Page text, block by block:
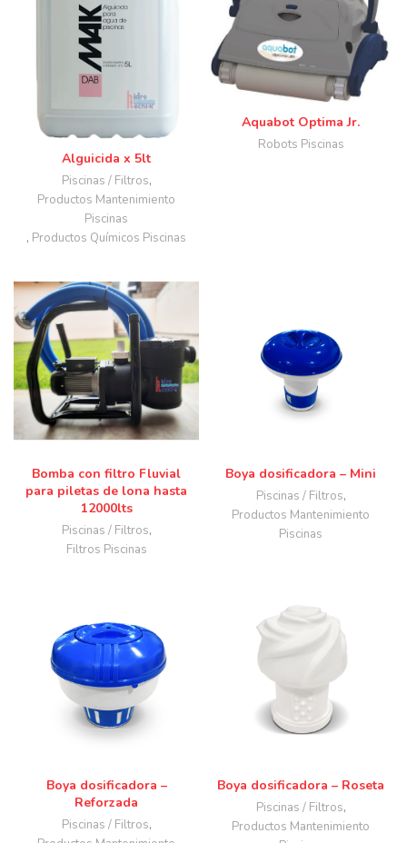
Alguicida x 5lt
Piscinas / Filtros,
Productos Mantenimiento
Piscinas
, Productos Químicos Piscinas
Aquabot Optima Jr.
Robots Piscinas
Bomba con filtro Fluvial
para piletas de lona hasta
12000lts
Piscinas / Filtros,
Filtros Piscinas
Boya dosificadora – Mini
Piscinas / Filtros,
Productos Mantenimiento
Piscinas
Boya dosificadora –
Reforzada
Piscinas / Filtros,
Boya dosificadora – Roseta
Piscinas / Filtros,
Productos Mantenimiento